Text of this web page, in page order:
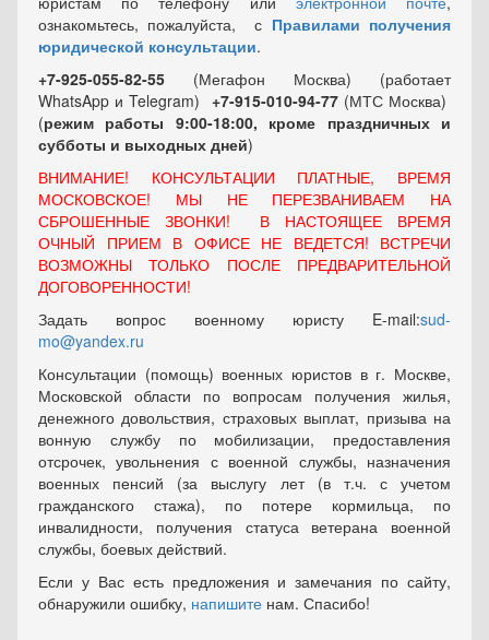
ознакомьтесь, пожалуйста, с Правилами получения
юридической консультации.
+7-925-055-82-55 (Мегафон Москва) (работает
WhatsApp и Telegram) +7-915-010-94-77 (МТС Москва)
(режим работы 9:00-18:00, кроме праздничных и
субботы и выходных дней)
ВНИМАНИЕ! КОНСУЛЬТАЦИИ ПЛАТНЫЕ, ВРЕМЯ
МОСКОВСКОЕ! МЫ НЕ ПЕРЕЗВАНИВАЕМ НА
СБРОШЕННЫЕ ЗВОНКИ! В НАСТОЯЩЕЕ ВРЕМЯ
ОЧНЫЙ ПРИЕМ В ОФИСЕ НЕ ВЕДЕТСЯ! ВСТРЕЧИ
ВОЗМОЖНЫ ТОЛЬКО ПОСЛЕ ПРЕДВАРИТЕЛЬНОЙ
ДОГОВОРЕННОСТИ!
Задать вопрос военному юристу E-mail:sud-
mo@yandex.ru
Консультации (помощь) военных юристов в г. Москве,
Московской области по вопросам получения жилья,
денежного довольствия, страховых выплат, призыва на
вонную службу по мобилизации, предоставления
отсрочек, увольнения с военной службы, назначения
военных пенсий (за выслугу лет (в т.ч. с учетом
гражданского стажа), по потере кормильца, по
инвалидности, получения статуса ветерана военной
службы, боевых действий.
Если у Вас есть предложения и замечания по сайту,
обнаружили ошибку, напишите нам. Спасибо!